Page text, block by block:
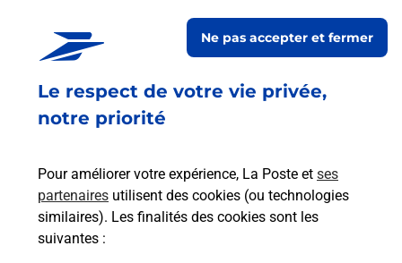
Le respect de votre vie privée,
notre priorité
Pour améliorer votre expérience, La Poste et ses
partenaires utilisent des cookies (ou technologies
similaires). Les finalités des cookies sont les
suivantes :
Ne pas accepter et fermer
En savoir plus
Vous souhaitez envoyer un colis depuis :
En savoir plus
En savoir plus